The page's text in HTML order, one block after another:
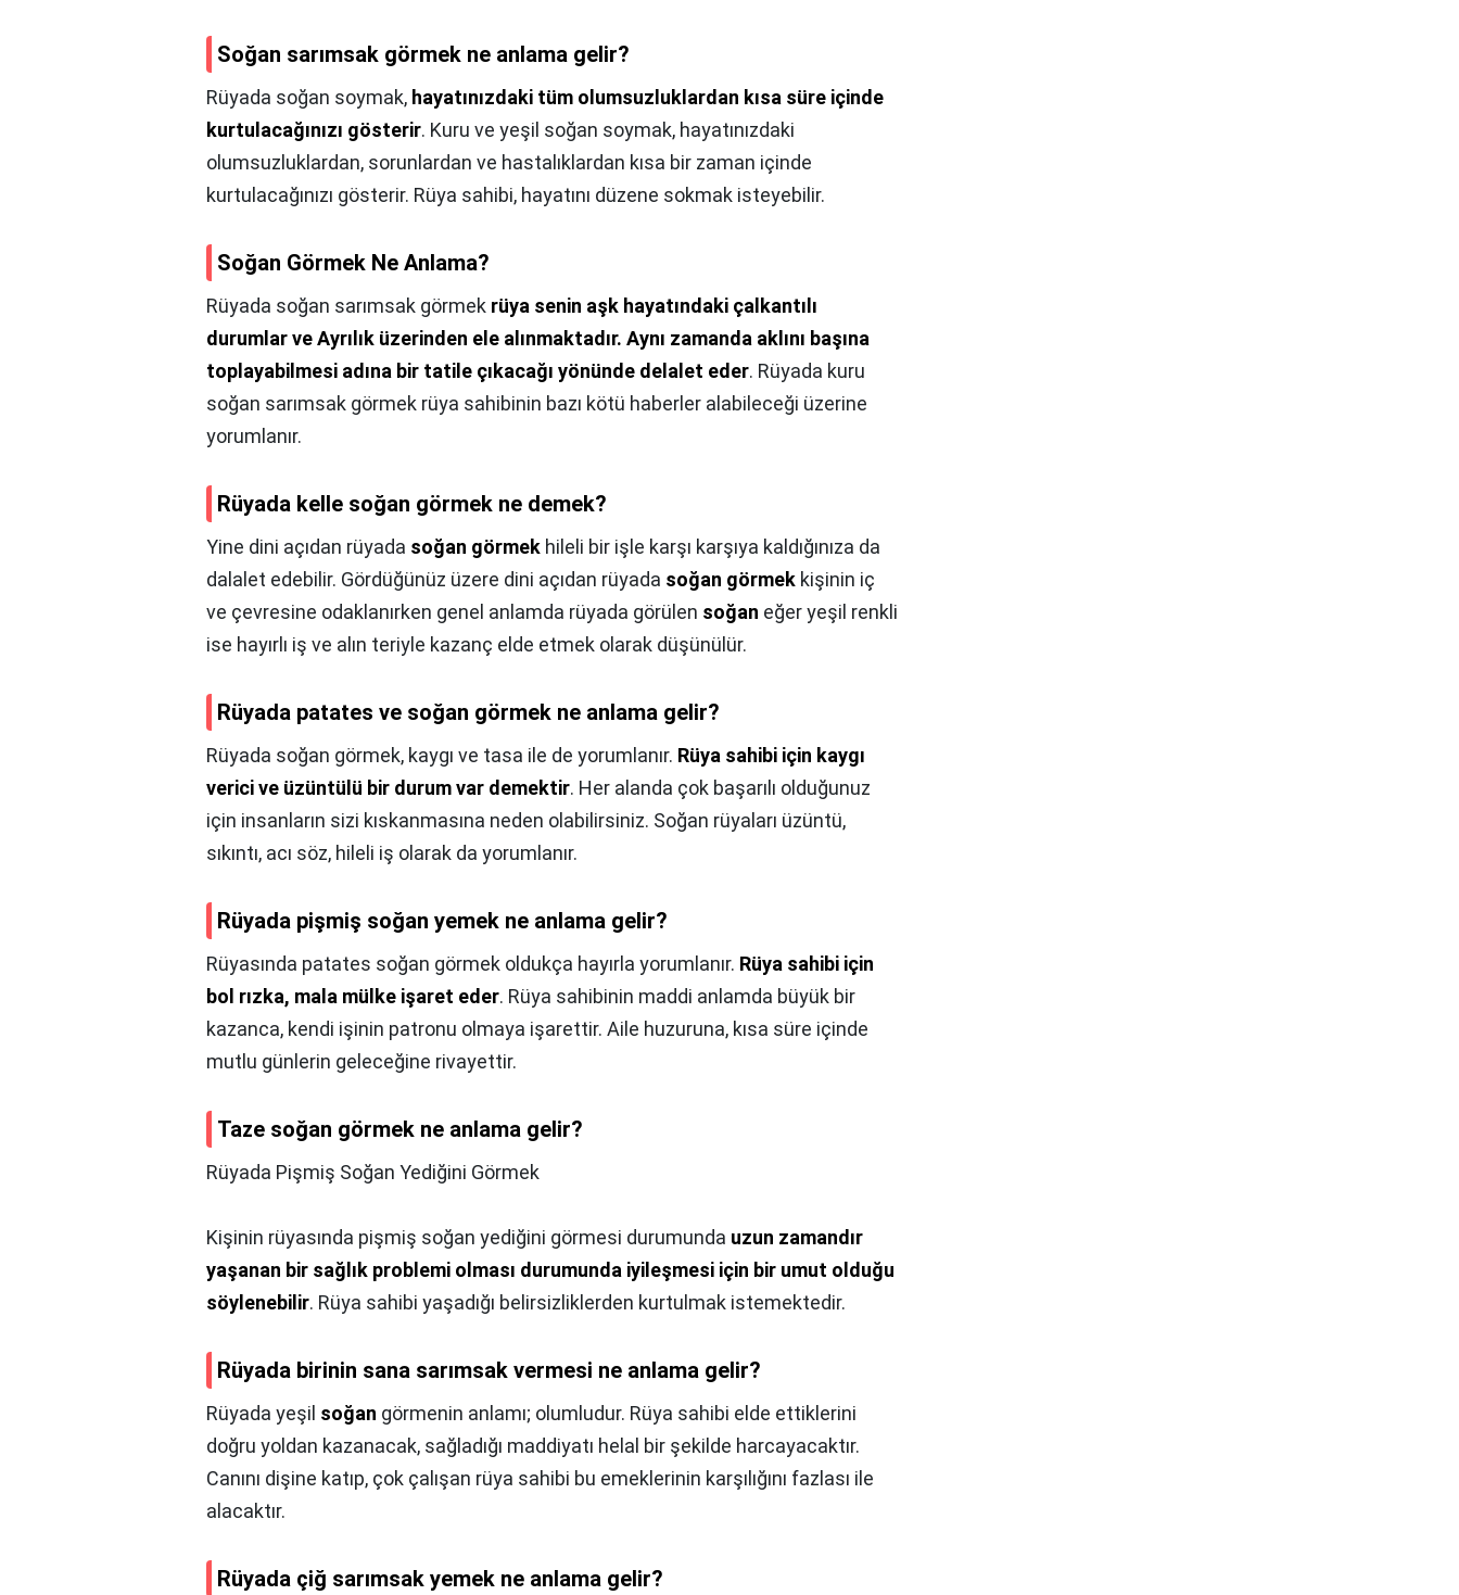
Soğan sarımsak görmek ne anlama gelir?
Rüyada soğan soymak, hayatınızdaki tüm olumsuzluklardan kısa süre içinde
kurtulacağınızı gösterir. Kuru ve yeşil soğan soymak, hayatınızdaki
olumsuzluklardan, sorunlardan ve hastalıklardan kısa bir zaman içinde
kurtulacağınızı gösterir. Rüya sahibi, hayatını düzene sokmak isteyebilir.
Soğan Görmek Ne Anlama?
Rüyada soğan sarımsak görmek rüya senin aşk hayatındaki çalkantılı
durumlar ve Ayrılık üzerinden ele alınmaktadır. Aynı zamanda aklını başına
toplayabilmesi adına bir tatile çıkacağı yönünde delalet eder. Rüyada kuru
soğan sarımsak görmek rüya sahibinin bazı kötü haberler alabileceği üzerine
yorumlanır.
Rüyada kelle soğan görmek ne demek?
Yine dini açıdan rüyada soğan görmek hileli bir işle karşı karşıya kaldığınıza da
dalalet edebilir. Gördüğünüz üzere dini açıdan rüyada soğan görmek kişinin iç
ve çevresine odaklanırken genel anlamda rüyada görülen soğan eğer yeşil renkli
ise hayırlı iş ve alın teriyle kazanç elde etmek olarak düşünülür.
Rüyada patates ve soğan görmek ne anlama gelir?
Rüyada soğan görmek, kaygı ve tasa ile de yorumlanır. Rüya sahibi için kaygı
verici ve üzüntülü bir durum var demektir. Her alanda çok başarılı olduğunuz
için insanların sizi kıskanmasına neden olabilirsiniz. Soğan rüyaları üzüntü,
sıkıntı, acı söz, hileli iş olarak da yorumlanır.
Rüyada pişmiş soğan yemek ne anlama gelir?
Rüyasında patates soğan görmek oldukça hayırla yorumlanır. Rüya sahibi için
bol rızka, mala mülke işaret eder. Rüya sahibinin maddi anlamda büyük bir
kazanca, kendi işinin patronu olmaya işarettir. Aile huzuruna, kısa süre içinde
mutlu günlerin geleceğine rivayettir.
Taze soğan görmek ne anlama gelir?
Rüyada Pişmiş Soğan Yediğini Görmek
Kişinin rüyasında pişmiş soğan yediğini görmesi durumunda uzun zamandır
yaşanan bir sağlık problemi olması durumunda iyileşmesi için bir umut olduğu
söylenebilir. Rüya sahibi yaşadığı belirsizliklerden kurtulmak istemektedir.
Rüyada birinin sana sarımsak vermesi ne anlama gelir?
Rüyada yeşil soğan görmenin anlamı; olumludur. Rüya sahibi elde ettiklerini
doğru yoldan kazanacak, sağladığı maddiyatı helal bir şekilde harcayacaktır.
Canını dişine katıp, çok çalışan rüya sahibi bu emeklerinin karşılığını fazlası ile
alacaktır.
Rüyada çiğ sarımsak yemek ne anlama gelir?